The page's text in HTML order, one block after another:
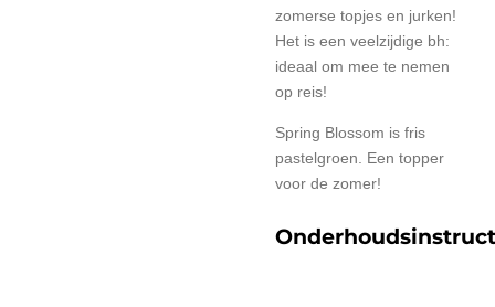
zomerse topjes en jurken!
Het is een veelzijdige bh:
ideaal om mee te nemen
op reis!
Spring Blossom is fris
pastelgroen. Een topper
voor de zomer!